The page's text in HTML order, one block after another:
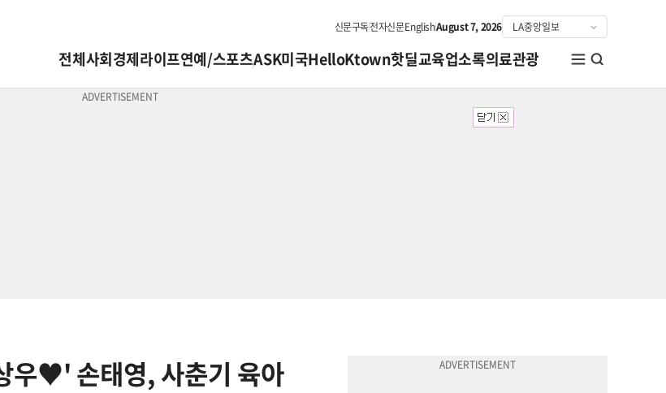
신문구독전자신문EnglishAugust 7, 2026
전체사회경제라이프연예/스포츠ASK미국HelloKtown핫딜교육업소록의료관광
우♥' 손태영, 사춘기 육아